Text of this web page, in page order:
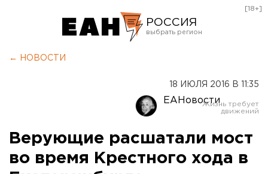
РОССИЯ
Оренбург
[18+]
← НОВОСТИ
18 ИЮЛЯ 2016 В 11:35
ЕАНовости
Верующие расшатали мост
во время Крестного хода в